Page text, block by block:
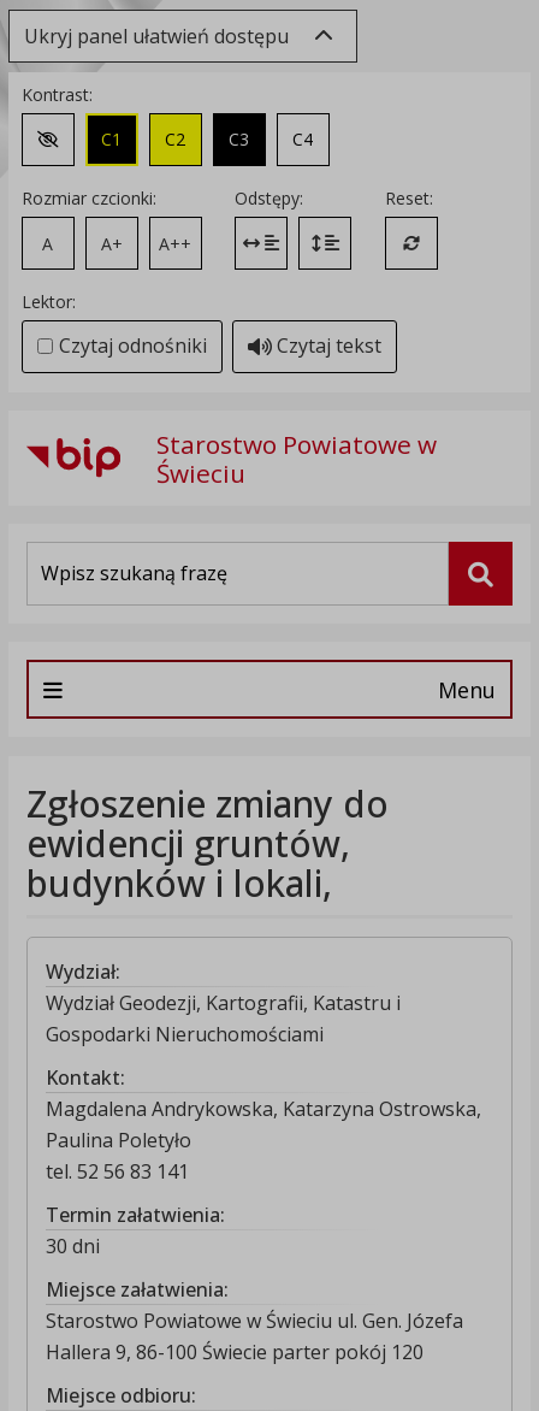
Ukryj panel ułatwień dostępu
Kontrast:
Zmień kontrast na domyślny
C1 C2 C3 C4
Rozmiar czcionki:
A
A+ A++
Odstępy:
Zmień odstęp między literami
Zmień interlinię i margines
Reset:
Przywróć
Lektor:
Czytaj odnośniki Czytaj tekst
Starostwo Powiatowe w
Świeciu
Menu
Zgłoszenie zmiany do
ewidencji gruntów,
budynków i lokali,
Wydział:
Wydział Geodezji, Kartografii, Katastru i
Gospodarki Nieruchomościami
Kontakt:
Magdalena Andrykowska, Katarzyna Ostrowska,
Paulina Poletyło
tel. 52 56 83 141
Termin załatwienia:
30 dni
Miejsce załatwienia:
Starostwo Powiatowe w Świeciu ul. Gen. Józefa
Hallera 9, 86-100 Świecie parter pokój 120
Miejsce odbioru: